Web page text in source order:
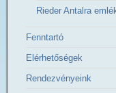
Rieder Antalra
Fenntartó
Elérhetőségek
Rendezvényeink